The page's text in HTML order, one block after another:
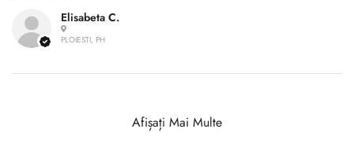
Elisabeta C.
PLOIESTI, PH
Afișați Mai Multe